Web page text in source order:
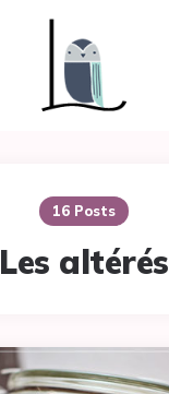
16 Posts
Les altérés